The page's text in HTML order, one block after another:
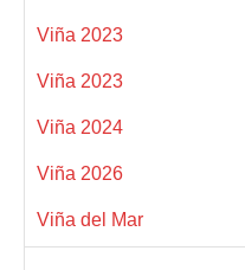
Viña 2023
Viña 2023
Viña 2024
Viña 2026
Viña del Mar